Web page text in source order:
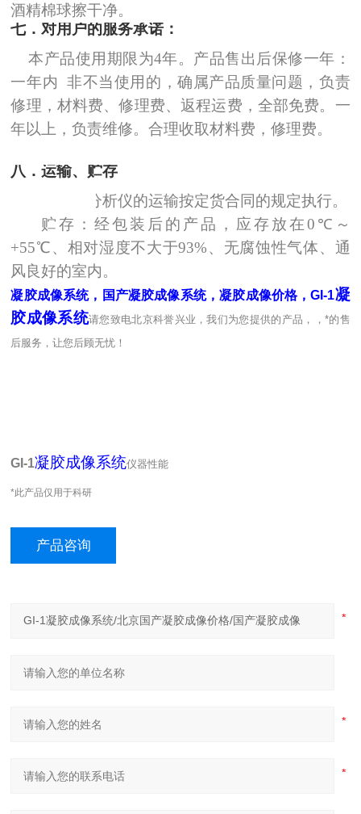
酒精棉球擦干净。
七．对用户的服务承诺：
本产品使用期限为4年。产品售出后保修一年：
一年内
非不当使用的，确属产品质量问题，负责
修理，材料费、修理费、返程运费，全部免费。一
年以上，负责维修。合理收取材料费，修理费。
八．运输、贮存
运输：分析仪的运输按定货合同的规定执行。
贮存：经包装后的产品，应存放在0 ℃ ～
+55℃、相对湿度不大于93%、无腐蚀性气体、通
风良好的室内。
凝胶成像系统，国产凝胶成像系统，凝胶成像价格，GI-1凝
胶成像系统请您致电北京科誉兴业，我们为您提供的产品，，*的售
后服务，让您后顾无忧！
GI-1凝胶成像系统仪器性能
*此产品仅用于科研
产品咨询